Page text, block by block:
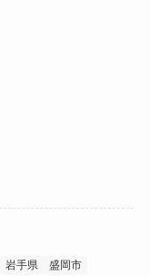
岩手県 盛岡市